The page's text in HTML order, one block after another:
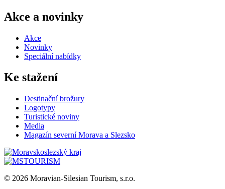
Akce a novinky
Akce
Novinky
Speciální nabídky
Ke stažení
Destinační brožury
Logotypy
Turistické noviny
Media
Magazín severní Morava a Slezsko
© 2026 Moravian-Silesian Tourism, s.r.o.